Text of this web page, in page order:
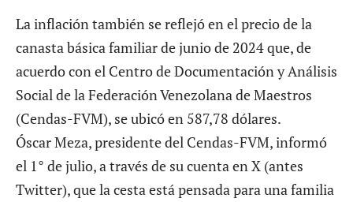
La inflación también se reflejó en el precio de la
canasta básica familiar de junio de 2024 que, de
acuerdo con el Centro de Documentación y Análisis
Social de la Federación Venezolana de Maestros
(Cendas-FVM), se ubicó en 587,78 dólares.
Óscar Meza, presidente del Cendas-FVM, informó
el 1° de julio, a través de su cuenta en X (antes
Twitter), que la cesta está pensada para una familia